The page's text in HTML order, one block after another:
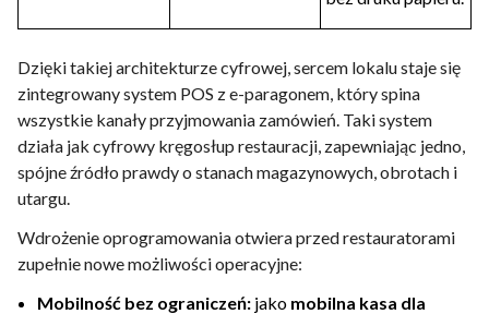
Dzięki takiej architekturze cyfrowej, sercem lokalu staje się
zintegrowany system POS z e-paragonem, który spina
wszystkie kanały przyjmowania zamówień. Taki system
działa jak cyfrowy kręgosłup restauracji, zapewniając jedno,
spójne źródło prawdy o stanach magazynowych, obrotach i
utargu.
Wdrożenie oprogramowania otwiera przed restauratorami
zupełnie nowe możliwości operacyjne:
Mobilność bez ograniczeń: jako mobilna kasa dla